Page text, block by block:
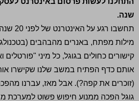
שנה.
תחשבו
מילות מפתח, באנרים מהבהבים
קישורים כחולים בגוגל, כל מיני "פורטלים
אותם כדף הפתיח במשב שלנו שקישרו
(זוכרים את קפה?). אבל מאז, עברנו
גוגל הפכה ממנוע חיפוש פשוט למערכת